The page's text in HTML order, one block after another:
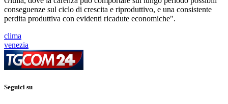
conseguenze sul ciclo di crescita e riproduttivo, e una consistente
perdita produttiva con evidenti ricadute economiche".
clima
venezia
Seguici su